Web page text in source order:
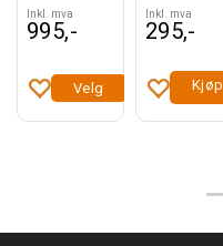
Inkl. mva
995,-
Velg
Inkl. mva
295,-
Kjøp